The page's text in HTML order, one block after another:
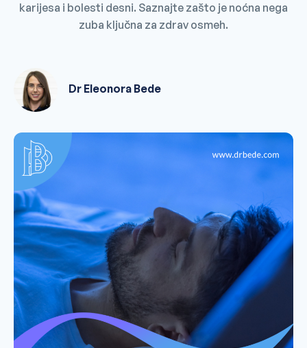
karijesa i bolesti desni. Saznajte zašto je noćna nega
zuba ključna za zdrav osmeh.
Dr Eleonora Bede